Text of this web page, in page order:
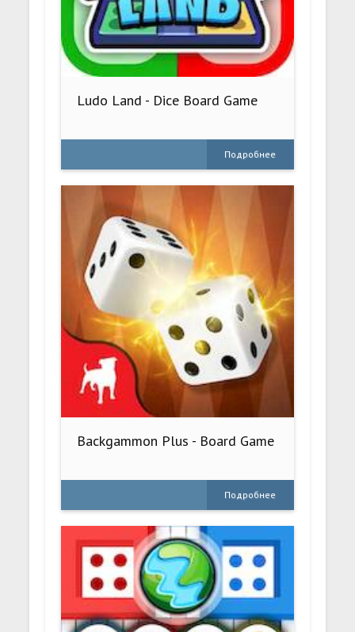
Ludo Land - Dice Board Game
Подробнее
Backgammon Plus - Board Game
Подробнее